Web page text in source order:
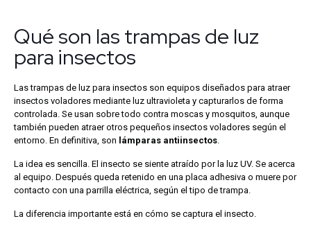
Qué son las trampas de luz
para insectos
Las trampas de luz para insectos son equipos diseñados para atraer
insectos voladores mediante luz ultravioleta y capturarlos de forma
controlada. Se usan sobre todo contra moscas y mosquitos, aunque
también pueden atraer otros pequeños insectos voladores según el
entorno. En definitiva, son lámparas antiinsectos.
La idea es sencilla. El insecto se siente atraído por la luz UV. Se acerca
al equipo. Después queda retenido en una placa adhesiva o muere por
contacto con una parrilla eléctrica, según el tipo de trampa.
La diferencia importante está en cómo se captura el insecto.